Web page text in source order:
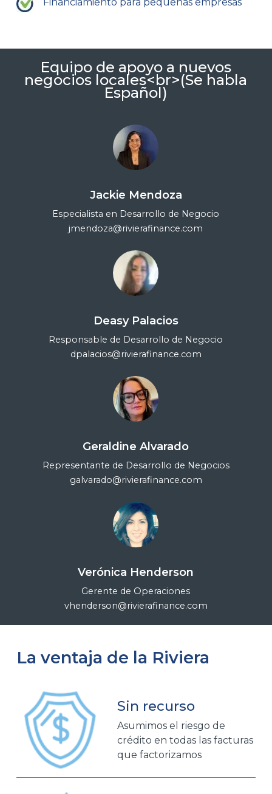
Equipo de apoyo a nuevos
negocios locales<br>(Se habla
Español)
Jackie Mendoza
Especialista en Desarrollo de Negocio
jmendoza@rivierafinance.com
Deasy Palacios
Responsable de Desarrollo de Negocio
dpalacios@rivierafinance.com
Geraldine Alvarado
Representante de Desarrollo de Negocios
galvarado@rivierafinance.com
Verónica Henderson
Gerente de Operaciones
vhenderson@rivierafinance.com
La ventaja de la Riviera
Sin recurso
Asumimos el riesgo de
crédito en todas las facturas
que factorizamos